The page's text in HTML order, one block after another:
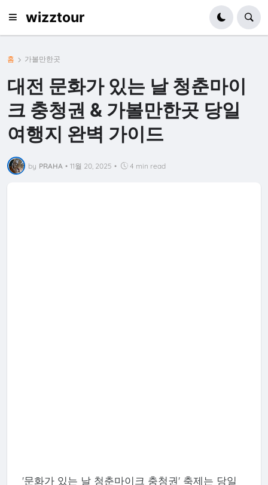
wizztour
홈 가볼만한곳
대전 문화가 있는 날 청춘마이
크 충청권 & 가볼만한곳 당일
여행지 완벽 가이드
by PRAHA • 11월 20, 2025 • 4 min read
'문화가 있는 날 청춘마이크 충청권' 축제는 당일